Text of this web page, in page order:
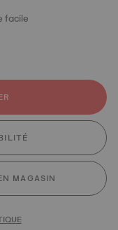
facile
MAGASIN